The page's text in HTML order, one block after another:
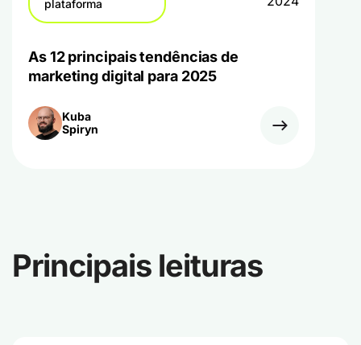
plataforma
As 12 principais tendências de
marketing digital para 2025
Kuba
Spiryn
Principais leituras